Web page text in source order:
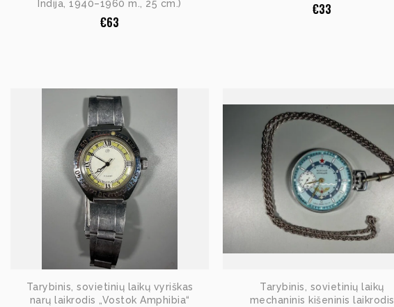
Indija, 1940–1960 m., 25 cm.)
€63
€33
Tarybinis, sovietinių laikų vyriškas
narų laikrodis „Vostok Amphibia“
Tarybinis, sovietinių laikų
mechaninis kišeninis laikrodis